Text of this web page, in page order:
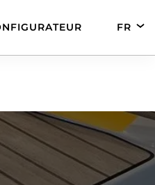
FR
AGILIS 330C